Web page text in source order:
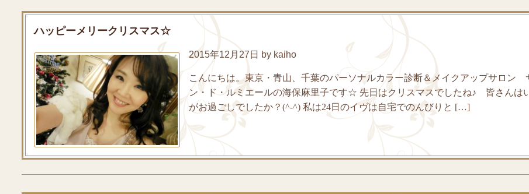
ハッピーメリークリスマス☆
2015年12月27日 by kaiho
こんにちは。東京・青山、千葉のパーソナルカラー診断＆メイクアップサロン
ン・ド・ルミエールの海保麻里子です☆ 先日はクリスマスでしたね♪ 皆さんは
がお過ごしでしたか？(^-^) 私は24日のイヴは自宅でのんびりと […]